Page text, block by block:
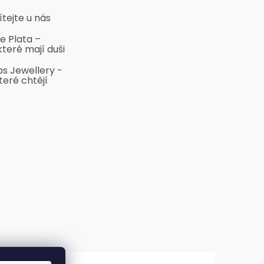
u nás
Plata –
mají duši
Jewellery -
chtějí